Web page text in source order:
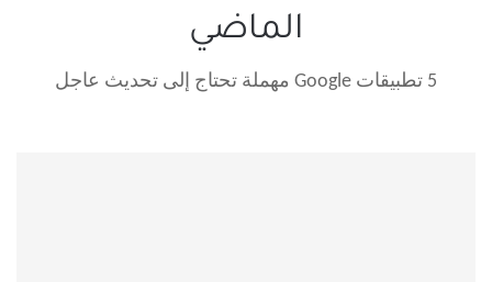
الماضي
5 تطبيقات Google مهملة تحتاج إلى تحديث عاجل